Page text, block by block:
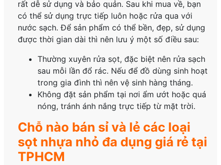
rất dễ sử dụng và bảo quản. Sau khi mua về, bạn
có thể sử dụng trực tiếp luôn hoặc rửa qua với
nước sạch. Để sản phẩm có thể bền, đẹp, sử dụng
được thời gian dài thì nên lưu ý một số điều sau:
Thường xuyên rửa sọt, đặc biệt nên rửa sạch
sau mỗi lần đổ rác. Nếu để đồ dùng sinh hoạt
trong gia đình thì nên vệ sinh hàng tháng.
Không đặt sản phẩm tại nơi ẩm ướt hoặc quá
nóng, tránh ánh nắng trực tiếp từ mặt trời.
Chỗ nào bán sỉ và lẻ các loại
sọt nhựa nhỏ đa dụng giá rẻ tại
TPHCM